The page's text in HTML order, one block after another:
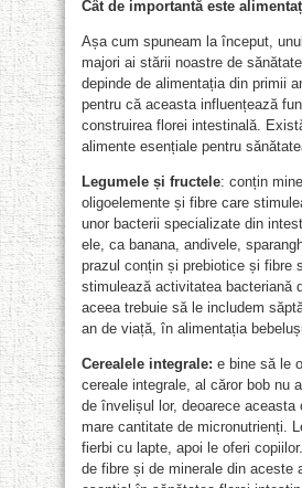
Cât de importantă este
Așa cum spuneam la început,
majori ai stării noastre de
depinde de alimentația din primii
pentru că aceasta influențează
construirea florei intestinală.
alimente esențiale pentru
Legumele și fructele: conțin
oligoelemente și fibre care
unor bacterii specializate din
ele, ca banana, andivele,
prazul conțin și prebiotice și fibre
stimulează activitatea bacteriană
aceea trebuie să le includem
an de viață, în alimentația
Cerealele integrale: e bine să le
cereale integrale, al căror bob nu
de învelișul lor, deoarece aceasta
mare cantitate de micronutrienți.
fierbi cu lapte, apoi le oferi
de fibre și de minerale din aceste